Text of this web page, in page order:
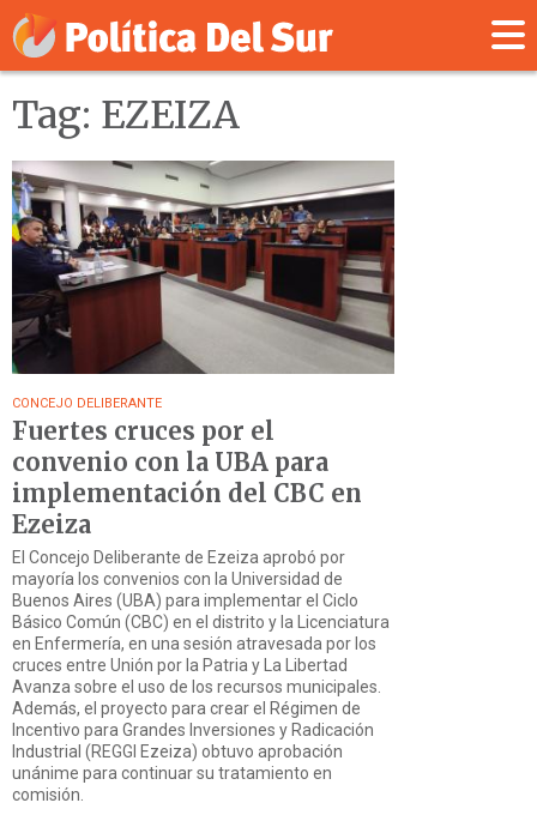
Tag: EZEIZA
CONCEJO DELIBERANTE
Fuertes cruces por el
convenio con la UBA para
implementación del CBC en
Ezeiza
El Concejo Deliberante de Ezeiza aprobó por
mayoría los convenios con la Universidad de
Buenos Aires (UBA) para implementar el Ciclo
Básico Común (CBC) en el distrito y la Licenciatura
en Enfermería, en una sesión atravesada por los
cruces entre Unión por la Patria y La Libertad
Avanza sobre el uso de los recursos municipales.
Además, el proyecto para crear el Régimen de
Incentivo para Grandes Inversiones y Radicación
Industrial (REGGI Ezeiza) obtuvo aprobación
unánime para continuar su tratamiento en
comisión.